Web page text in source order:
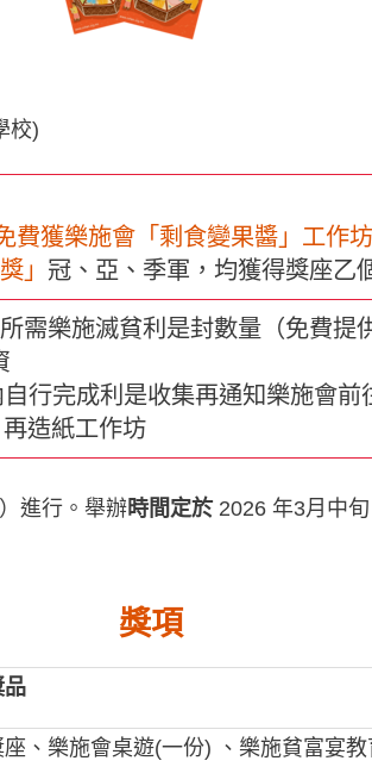
校)
費獲樂施會「剩食變果醬」工作
」 冠、亞、季軍，均獲得獎座乙
需樂施滅貧利是封數量（免費提
行完成利是收集再通知樂施會前
造紙工作坊
進行。舉辦時間定於 2026 年3月中旬
獎項
品
座、樂施會桌遊(一份) 、樂施貧富宴